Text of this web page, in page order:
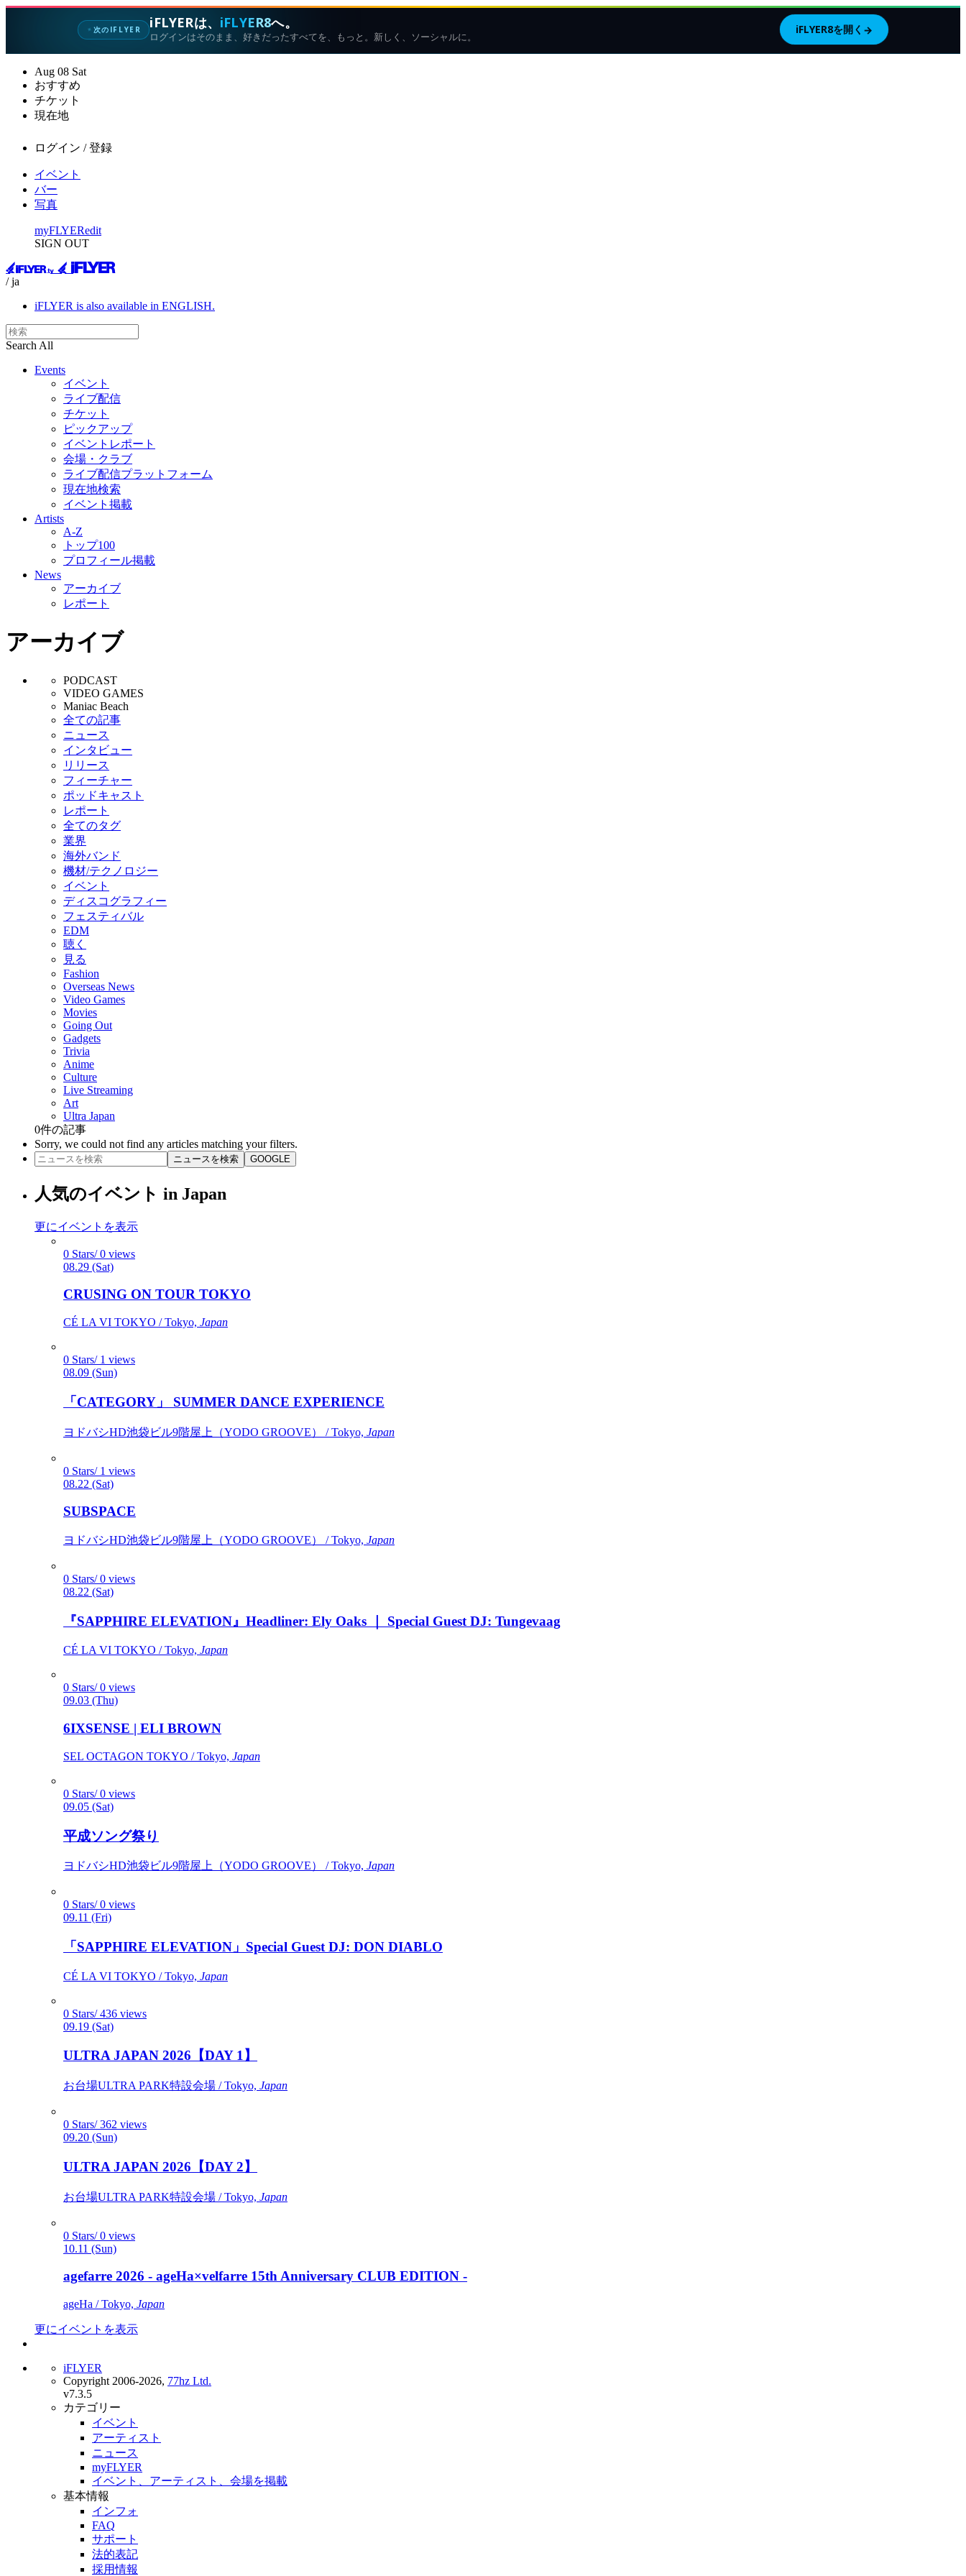
✦次のIFLYER iFLYERは、 iFLYER8へ。
ログインはそのまま、好きだったすべてを、もっと。新しく、ソーシャルに。
iFLYER8を開く →
Aug 08 Sat
おすすめ
チケット
現在地
ログイン / 登録
イベント
バー
写真
myFLYERedit
SIGN OUT
/ ja
iFLYER is also available in ENGLISH.
Search All
Events
イベント
ライブ配信
チケット
ピックアップ
イベントレポート
会場・クラブ
ライブ配信プラットフォーム
現在地検索
イベント掲載
Artists
A-Z
トップ100
プロフィール掲載
News
アーカイブ
レポート
アーカイブ
PODCAST
VIDEO GAMES
Maniac Beach
全ての記事
ニュース
インタビュー
リリース
フィーチャー
ポッドキャスト
レポート
全てのタグ
業界
海外バンド
機材/テクノロジー
イベント
ディスコグラフィー
フェスティバル
EDM
聴く
見る
Fashion
Overseas News
Video Games
Movies
Going Out
Gadgets
Trivia
Anime
Culture
Live Streaming
Art
Ultra Japan
0件の記事
Sorry, we could not find any articles matching your filters.
ニュースを検索 GOOGLE
人気のイベント in Japan
更にイベントを表示
0 Stars/ 0 views
08.29 (Sat)
CRUSING ON TOUR TOKYO
CÉ LA VI TOKYO / Tokyo, Japan
0 Stars/ 1 views
08.09 (Sun)
「CATEGORY」 SUMMER DANCE EXPERIENCE
ヨドバシHD池袋ビル9階屋上（YODO GROOVE） / Tokyo, Japan
0 Stars/ 1 views
08.22 (Sat)
SUBSPACE
ヨドバシHD池袋ビル9階屋上（YODO GROOVE） / Tokyo, Japan
0 Stars/ 0 views
08.22 (Sat)
『SAPPHIRE ELEVATION』Headliner: Ely Oaks ｜ Special Guest DJ: Tungevaag
CÉ LA VI TOKYO / Tokyo, Japan
0 Stars/ 0 views
09.03 (Thu)
6IXSENSE | ELI BROWN
SEL OCTAGON TOKYO / Tokyo, Japan
0 Stars/ 0 views
09.05 (Sat)
平成ソング祭り
ヨドバシHD池袋ビル9階屋上（YODO GROOVE） / Tokyo, Japan
0 Stars/ 0 views
09.11 (Fri)
「SAPPHIRE ELEVATION」Special Guest DJ: DON DIABLO
CÉ LA VI TOKYO / Tokyo, Japan
0 Stars/ 436 views
09.19 (Sat)
ULTRA JAPAN 2026【DAY 1】
お台場ULTRA PARK特設会場 / Tokyo, Japan
0 Stars/ 362 views
09.20 (Sun)
ULTRA JAPAN 2026【DAY 2】
お台場ULTRA PARK特設会場 / Tokyo, Japan
0 Stars/ 0 views
10.11 (Sun)
agefarre 2026 - ageHa×velfarre 15th Anniversary CLUB EDITION -
ageHa / Tokyo, Japan
更にイベントを表示
iFLYER
Copyright 2006-2026, 77hz Ltd.
v7.3.5
カテゴリー
イベント
アーティスト
ニュース
myFLYER
イベント、アーティスト、会場を掲載
基本情報
インフォ
FAQ
サポート
法的表記
採用情報